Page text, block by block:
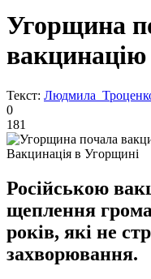
Угорщина
Текст: Людмила
0
181
Вакцинація в Угорщині
Російською
щеплення
років, які не
захворювання.